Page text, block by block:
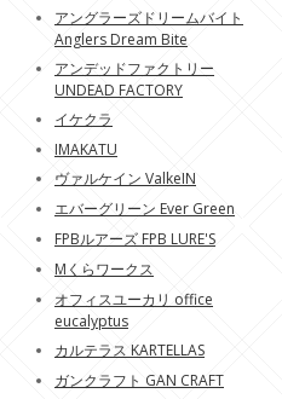
アングラーズドリームバイト
Anglers Dream Bite
アンデッドファクトリー
UNDEAD FACTORY
イケクラ
IMAKATU
ヴァルケイン ValkeIN
エバーグリーン Ever Green
FPBルアーズ FPB LURE'S
Mくらワークス
オフィスユーカリ office
eucalyptus
カルテラス KARTELLAS
ガンクラフト GAN CRAFT